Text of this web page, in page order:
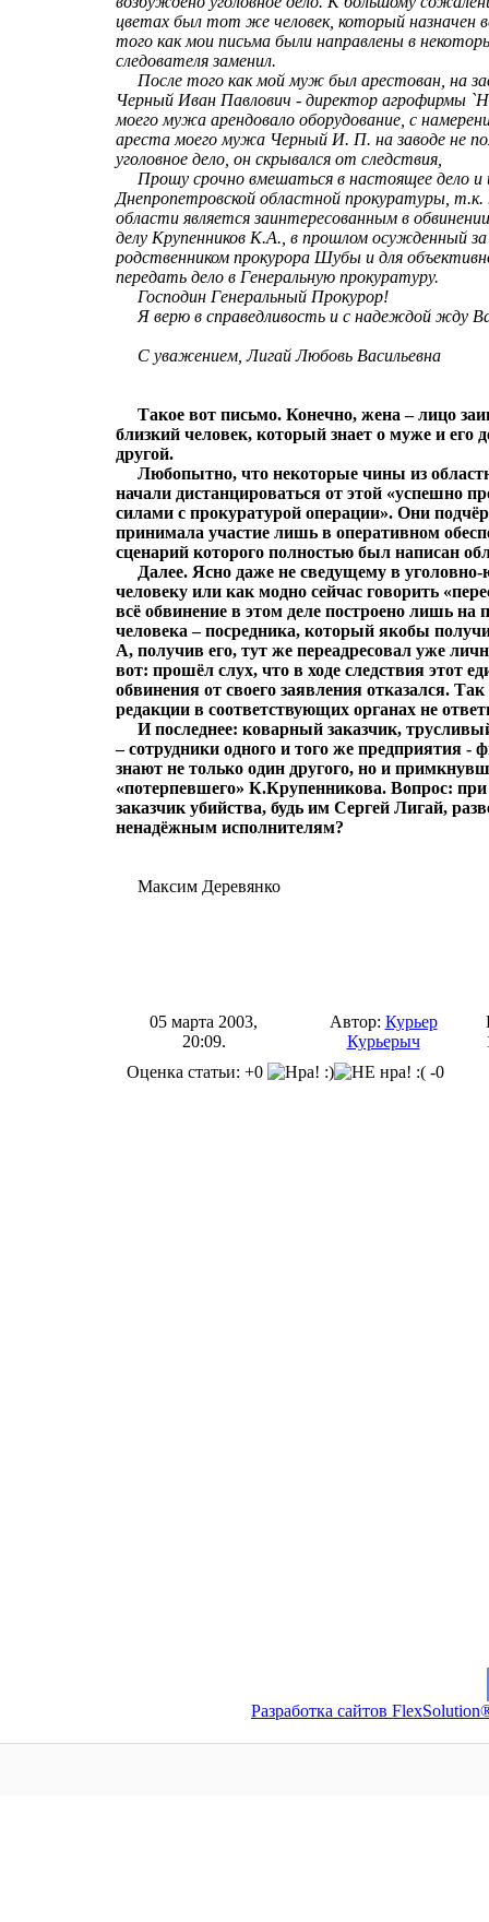
цветах был тот же человек, который назначен
того как мои письма были направлены в
следователя заменил.
После того как мой муж был арестован, на
Черный Иван Павлович - директор агрофирмы
моего мужа арендовало оборудование, с
ареста моего мужа Черный И. П. на заводе не
уголовное дело, он скрывался от следствия,
Прошу срочно вмешаться в настоящее дело и
Днепропетровской областной прокуратуры, т.к.
области является заинтересованным в
делу Крупенников К.А., в прошлом осужденный
родственником прокурора Шубы и для
передать дело в Генеральную прокуратуру.
Господин Генеральный Прокурор!
Я верю в справедливость и с надеждой жду
С уважением, Лигай Любовь Васильевна
Такое вот письмо. Конечно, жена – лицо
близкий человек, который знает о муже и его
другой.
Любопытно, что некоторые чины из
начали дистанцироваться от этой «успешно
силами с прокуратурой операции». Они
принимала участие лишь в оперативном
сценарий которого полностью был написан
Далее. Ясно даже не сведущему в уголовно-
человеку или как модно сейчас говорить
всё обвинение в этом деле построено лишь на
человека – посредника, который якобы
А, получив его, тут же переадресовал уже
вот: прошёл слух, что в ходе следствия этот
обвинения от своего заявления отказался.
редакции в соответствующих органах не
И последнее: коварный заказчик,
– сотрудники одного и того же предприятия
знают не только один другого, но и
«потерпевшего» К.Крупенникова. Вопрос:
заказчик убийства, будь им Сергей Лигай,
ненадёжным исполнителям?
Максим Деревянко
05 марта 2003,
20:09.
Автор: Курьер
Курьерыч
Оценка статьи: +0
-0
Разработка сайтов